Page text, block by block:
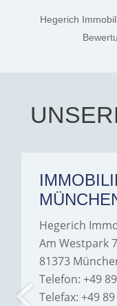
Hegerich
Hegerich
Am Westpark 7
81373
Telefon: +49
Telefax: +49